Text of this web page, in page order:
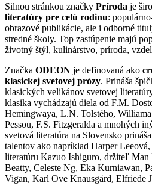
Silnou stránkou značky Príroda je
literatúry pre celú rodinu:
obrazové publikácie, ale i odborné
stredné školy. Top zastúpenie majú
životný štýl, kulinárstvo, príroda,
Značka ODEON je definovaná ako
klasickej svetovej prózy. Prináša
klasických velikánov svetovej
klasika vychádzajú diela od F.M.
Hemingwaya, L.N. Tolstého, Williama
Pessou, F.S. Fitzgeralda a mnohých
svetová literatúra na Slovensko
talentov ako napríklad Harper
literatúru Kazuo Ishiguro, držiteľ Man
Beatty, Celeste Ng, Eka Kurniawan,
Vigan, Karl Ove Knausgård, Elfriede